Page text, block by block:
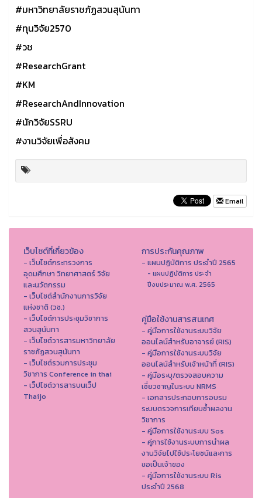
#มหาวิทยาลัยราชภัฏสวนสุนันทา
#ทุนวิจัย2570
#วช
#ResearchGrant
#KM
#ResearchAndInnovation
#นักวิจัยSSRU
#งานวิจัยเพื่อสังคม
Email
เว็บไซต์ที่เกี่ยวข้อง
- เว็บไซต์กระทรวงการ
อุดมศึกษา วิทยาศาสตร์ วิจัย
และนวัตกรรม
- เว็บไซต์สำนักงานการวิจัย
แห่งชาติ (วช.)
- เว็บไซต์การประชุมวิชาการ
สวนสุนันทา
- เว็บไซต์วารสารมหาวิทยาลัย
ราชภัฏสวนสุนันทา
- เว็บไซต์รวมการประชุม
วิชาการ Conference in thai
- เว็ปไซต์วารสารบนเว็ป
Thaijo
การประกันคุณภาพ
- แผนปฏิบัติการ ประจำปี 2565
- แผนปฏิบัติการ ประจำ
ปีงบประมาณ พ.ศ. 2565
คู่มือใช้งานสารสนเทศ
- คู่มือการใช้งานระบบวิจัย
ออนไลน์สำหรับอาจารย์ (RIS)
- คู่มือการใช้งานระบบวิจัย
ออนไลน์สำหรับเจ้าหน้าที่ (RIS)
- คู่มือระบุ/ตรวจสอบความ
เชี่ยวชาญในระบบ NRMS
- เอกสารประกอบการอบรม
ระบบตรวจการเทียบซ้ำผลงาน
วิชาการ
- คู่มือการใช้งานระบบ Sos
- คู่การใช้งานระบบการนำผล
งานวิจัยไปใช้ประโยชน์และการ
ขอเป็นเจ้าของ
- คู่มือการใช้งานระบบ Ris
ประจำปี 2568